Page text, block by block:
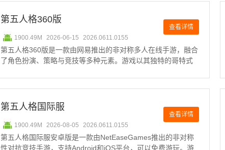
第五人格360版
1900.49M 2026-06-15 2026.0611.0155
查看详情
第五人格360版是一款由网易推出的非对称多人在线手游，融合
了角色扮演、策略与竞技等多种元素。游戏以其独特的哥特式
第五人格国际服
1900.49M 2026-08-05 2026.0611.0155
查看详情
第五人格国际服安卓版是一款由NetEaseGames推出的非对称
性对抗竞技手游，支持Android和iOS平台，可以免费游玩。游